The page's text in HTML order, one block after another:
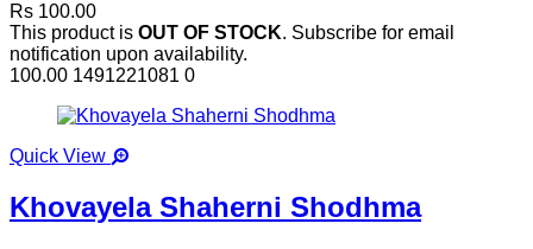
Rs 100.00
This product is OUT OF STOCK. Subscribe for email
notification upon availability.
100.00 1491221081 0
Quick View
Khovayela Shaherni Shodhma